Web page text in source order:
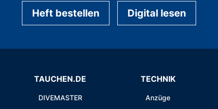
Heft bestellen Digital lesen
TAUCHEN.DE
DIVEMASTER
TECHNIK
Anzüge